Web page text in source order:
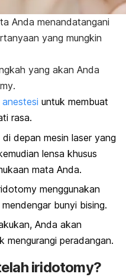
Anda menandatangani
yang mungkin
yang akan Anda
.
anestesi untuk membuat
rasa.
depan mesin laser yang
lensa khusus
mata Anda.
menggunakan
bunyi bising.
Anda akan
peradangan.
iridotomy?